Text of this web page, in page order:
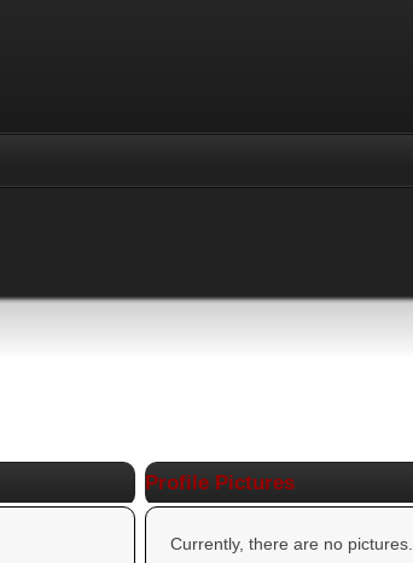
Profile Pictures
Currently, there are no pictures.